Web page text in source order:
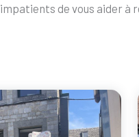
impatients de vous aider à